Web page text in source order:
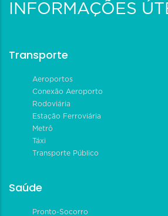
INFORMAÇÕES
Transporte
Aeroportos
Conexão Aeroporto
Rodoviária
Estação Ferroviária
Metrô
Táxi
Transporte Público
Saúde
Pronto-Socorro